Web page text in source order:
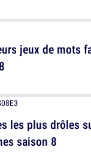
les plus drôles
saison 8
jeux de mots